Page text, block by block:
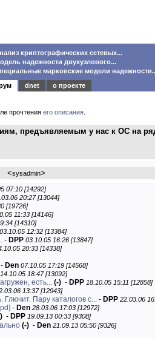
криптографических сетевых...
надежности двухузлового...
марковские модели
dnet
о проекте
прочтения его описания
предъявляемым у нас к ОС на
<sysadmin>
07:10 [14292]
20:27 [13044]
[19726]
11:33 [14146]
[14310]
03.10.05 12:32 [13384]
- DPP 03.10.05 16:26 [13847]
20:33 [14338]
- Den 07.10.05 17:19 [14568]
14.10.05 18:47 [13092]
есть... (-) - DPP 18.10.05 15:11 [12858]
13:37 [12943]
Глючит. Пару каталогов с... - DPP 22.03.06
- Den 28.03.06 17:03 [12972]
- DPP 19.09.13 00:33 [9308]
(-) - Den 21.09.13 05:50 [9326]